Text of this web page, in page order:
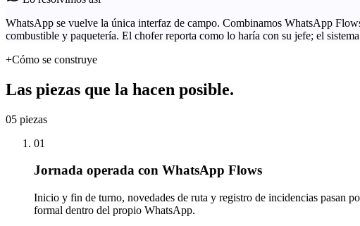
WhatsApp se vuelve la única interfaz de campo. Combinamos WhatsApp
combustible y paquetería. El chofer reporta como lo haría con su jefe; el
+Cómo se construye
Las piezas que la hacen posible.
05 piezas
01
Jornada operada con WhatsApp Flows
Inicio y fin de turno, novedades de ruta y registro de incidencias pasan
formal dentro del propio WhatsApp.